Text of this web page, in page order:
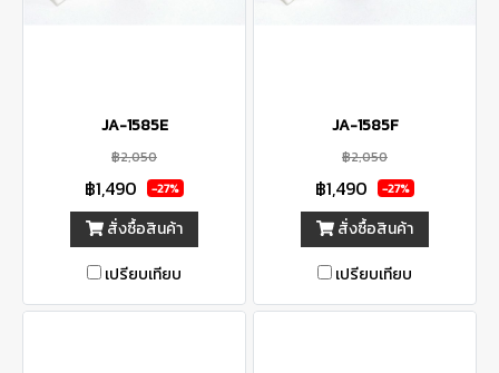
JA-1585E
฿2,050
฿1,490 -27%
สั่งซื้อสินค้า
เปรียบเทียบ
JA-1585F
฿2,050
฿1,490 -27%
สั่งซื้อสินค้า
เปรียบเทียบ